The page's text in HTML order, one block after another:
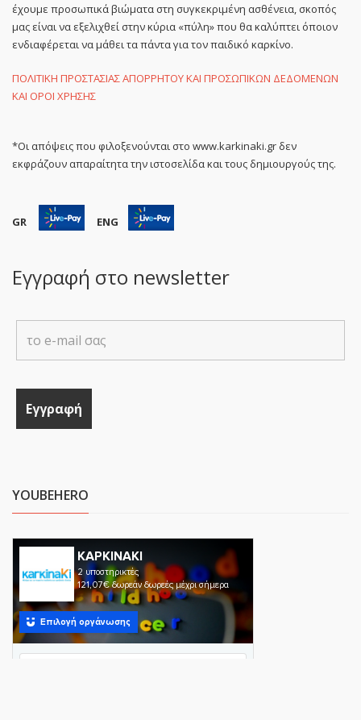
έχουμε προσωπικά βιώματα στη συγκεκριμένη ασθένεια, σκοπός
μας είναι να εξελιχθεί στην κύρια «πύλη» που θα καλύπτει όποιον
ενδιαφέρεται να μάθει τα πάντα για τον παιδικό καρκίνο.
ΠΟΛΙΤΙΚΗ ΠΡΟΣΤΑΣΙΑΣ ΑΠΟΡΡΗΤΟΥ ΚΑΙ ΠΡΟΣΩΠΙΚΩΝ ΔΕΔΟΜΕΝΩΝ
ΚΑΙ ΟΡΟΙ ΧΡΗΣΗΣ
*Οι απόψεις που φιλοξενούνται στο www.karkinaki.gr δεν
εκφράζουν απαραίτητα την ιστοσελίδα και τους δημιουργούς της.
GR ENG
Εγγραφή στο newsletter
YOUBEHERO